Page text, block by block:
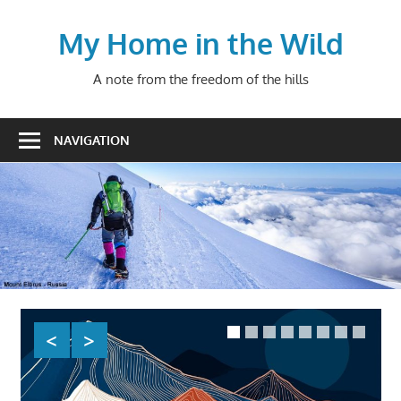
My Home in the Wild
A note from the freedom of the hills
NAVIGATION